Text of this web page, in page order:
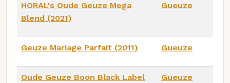
HORAL's Oude Geuze Mega
Blend (2021)
Gueuze
Geuze Mariage Parfait (2011) Gueuze
Oude Geuze Boon Black Label
Gueuze